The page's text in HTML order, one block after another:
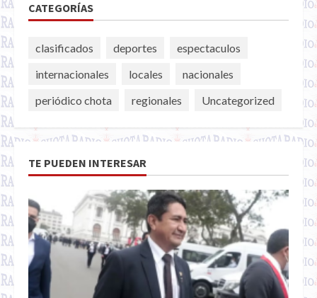
CATEGORÍAS
clasificados deportes
espectaculos
internacionales
locales
nacionales
periódico chota
regionales Uncategorized
TE PUEDEN INTERESAR